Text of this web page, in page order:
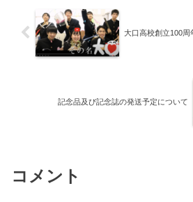
大口高校創立100周
記念品及び記念誌の発送予定について
コメント